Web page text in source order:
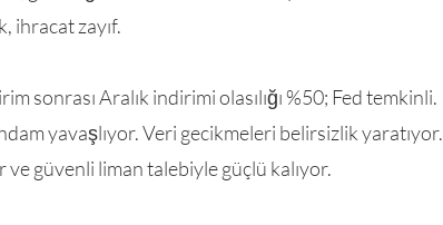
ihracat zayıf.
sonrası Aralık indirimi olasılığı %50; Fed temkinli.
yavaşlıyor. Veri gecikmeleri belirsizlik yaratıyor.
güvenli liman talebiyle güçlü kalıyor.